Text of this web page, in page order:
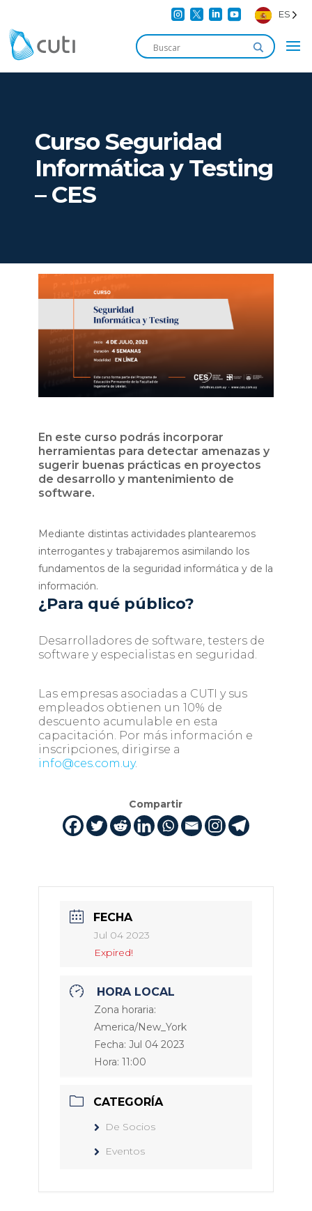
    ES
Curso Seguridad
Informática y Testing
– CES
En este curso podrás incorporar
herramientas para detectar amenazas y
sugerir buenas prácticas en proyectos
de desarrollo y mantenimiento de
software.
Mediante distintas actividades plantearemos
interrogantes y trabajaremos asimilando los
fundamentos de la seguridad informática y de la
información.
¿Para qué público?
Desarrolladores de software, testers de
software y especialistas en seguridad.
Las empresas asociadas a CUTI y sus
empleados obtienen un 10% de
descuento acumulable en esta
capacitación. Por más información e
inscripciones, dirigirse a
info@ces.com.uy.
Compartir
FECHA
Jul 04 2023
Expired!
HORA LOCAL
Zona horaria:
America/New_York
Fecha: Jul 04 2023
Hora: 11:00
CATEGORÍA
De Socios
Eventos